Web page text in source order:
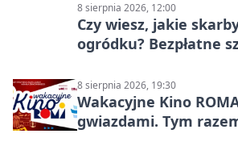
8 sierpnia 2026, 12:00
Czy wiesz, jakie
ogródku? Bezpłatne
8 sierpnia 2026, 19:30
Wakacyjne Kino
gwiazdami. Tym